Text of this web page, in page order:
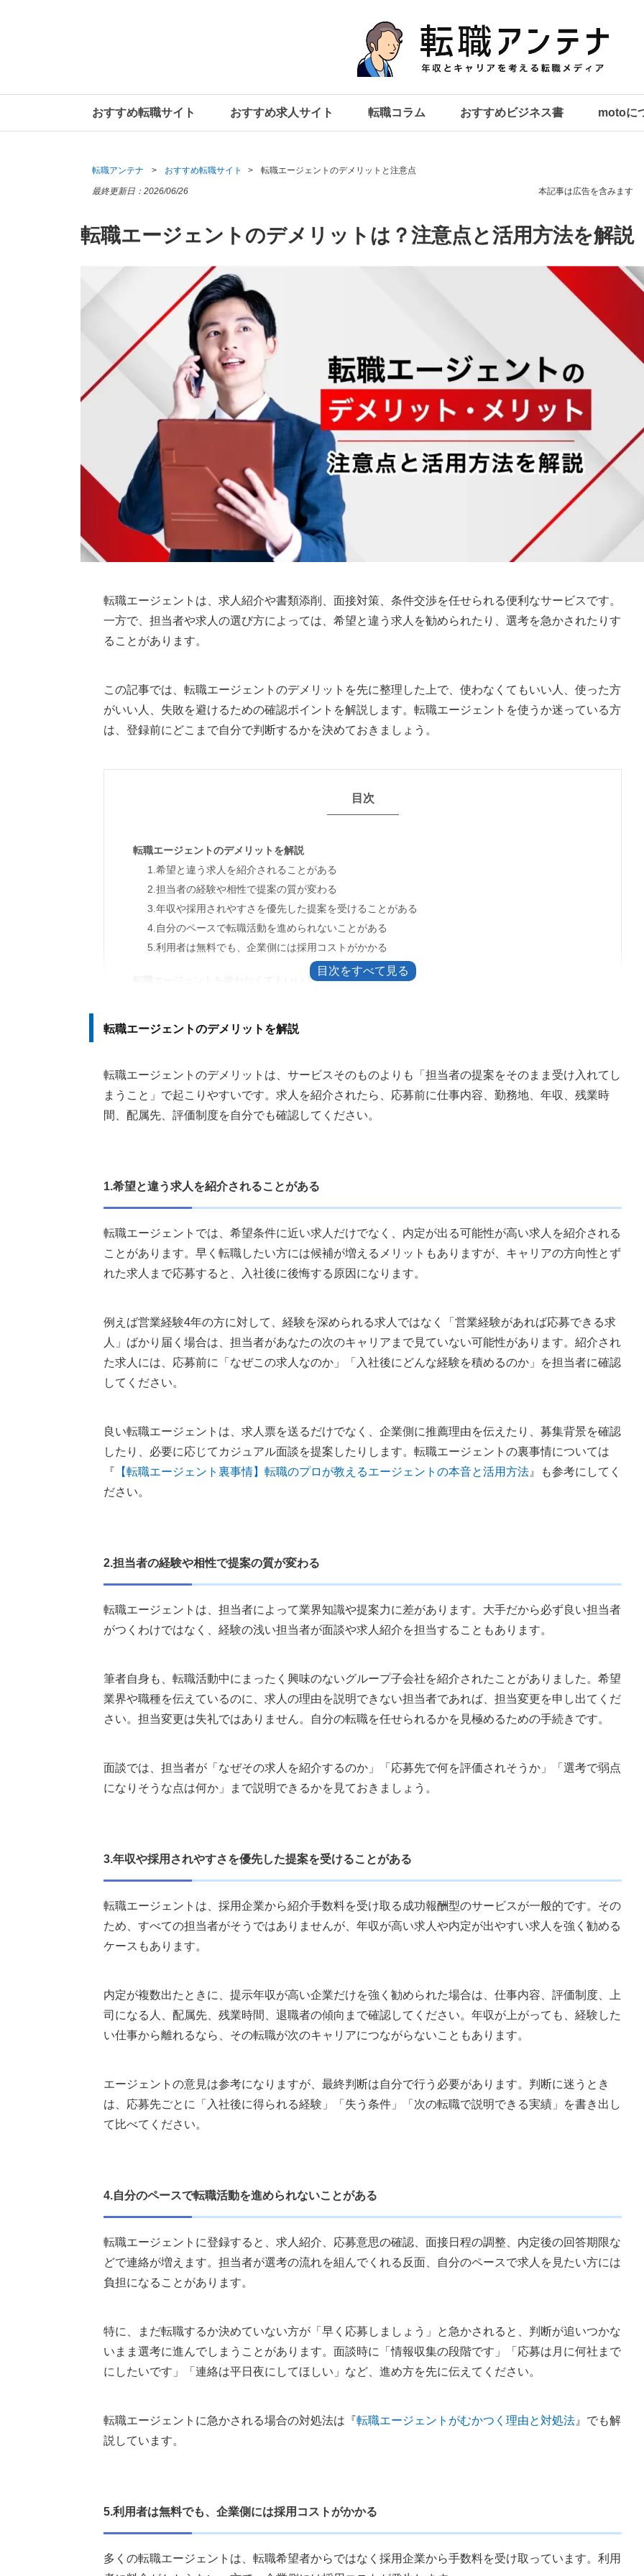
おすすめ転職サイト おすすめ求人サイト 転職コラム おすすめビジネス書 motoに
転職アンテナ おすすめ転職サイト 転職エージェントのデメリットと注意点
本記事は広告を含みます
最終更新日： 2026/06/26
転職エージェントのデメリットは？注意点と活用方法を解説
転職エージェントは、求人紹介や書類添削、面接対策、条件交渉を任せられる便利なサービスです。
一方で、担当者や求人の選び方によっては、希望と違う求人を勧められたり、選考を急かされたりす
ることがあります。
この記事では、転職エージェントのデメリットを先に整理した上で、使わなくてもいい人、使った方
がいい人、失敗を避けるための確認ポイントを解説します。転職エージェントを使うか迷っている方
は、登録前にどこまで自分で判断するかを決めておきましょう。
目次
転職エージェントのデメリットを解説
1.希望と違う求人を紹介されることがある
2.担当者の経験や相性で提案の質が変わる
3.年収や採用されやすさを優先した提案を受けることがある
4.自分のペースで転職活動を進められないことがある
5.利用者は無料でも、企業側には採用コストがかかる
転職エージェントを使わなくてもいい人
3.いろいろな求人を先に見たい人
転職エージェントを使った方がいい人
1.非公開求人や企業の内部情報を知りたい人
転職エージェントのデメリットを避ける活用術
3.担当者が合わないときは変更を申し出る
4.複数登録して、最終的に1～2社へ絞る
5.同じ求人に別ルートから応募しない
1：リクルートエージェント
2：doda転職エージェント
3：マイナビ転職エージェント
4：type転職エージェント
【種類別】転職エージェントのメリット・デメリットと対策
3.年代別特化型転職エージェント
転職エージェントに見捨てられることはありますか？
まとめ
転職エージェントのデメリットを解説
転職エージェントのデメリットは、サービスそのものよりも「担当者の提案をそのまま受け入れてし
まうこと」で起こりやすいです。求人を紹介されたら、応募前に仕事内容、勤務地、年収、残業時
間、配属先、評価制度を自分でも確認してください。
1.希望と違う求人を紹介されることがある
転職エージェントでは、希望条件に近い求人だけでなく、内定が出る可能性が高い求人を紹介される
ことがあります。早く転職したい方には候補が増えるメリットもありますが、キャリアの方向性とず
れた求人まで応募すると、入社後に後悔する原因になります。
例えば営業経験4年の方に対して、経験を深められる求人ではなく「営業経験があれば応募できる求
人」ばかり届く場合は、担当者があなたの次のキャリアまで見ていない可能性があります。紹介され
た求人には、応募前に「なぜこの求人なのか」「入社後にどんな経験を積めるのか」を担当者に確認
してください。
良い転職エージェントは、求人票を送るだけでなく、企業側に推薦理由を伝えたり、募集背景を確認
したり、必要に応じてカジュアル面談を提案したりします。転職エージェントの裏事情については
『 【転職エージェント裏事情】転職のプロが教えるエージェントの本音と活用方法 』も参考にしてく
ださい。
2.担当者の経験や相性で提案の質が変わる
転職エージェントは、担当者によって業界知識や提案力に差があります。大手だから必ず良い担当者
がつくわけではなく、経験の浅い担当者が面談や求人紹介を担当することもあります。
筆者自身も、転職活動中にまったく興味のないグループ子会社を紹介されたことがありました。希望
業界や職種を伝えているのに、求人の理由を説明できない担当者であれば、担当変更を申し出てくだ
さい。担当変更は失礼ではありません。自分の転職を任せられるかを見極めるための手続きです。
面談では、担当者が「なぜその求人を紹介するのか」「応募先で何を評価されそうか」「選考で弱点
になりそうな点は何か」まで説明できるかを見ておきましょう。
3.年収や採用されやすさを優先した提案を受けることがある
転職エージェントは、採用企業から紹介手数料を受け取る成功報酬型のサービスが一般的です。その
ため、すべての担当者がそうではありませんが、年収が高い求人や内定が出やすい求人を強く勧める
ケースもあります。
内定が複数出たときに、提示年収が高い企業だけを強く勧められた場合は、仕事内容、評価制度、上
司になる人、配属先、残業時間、退職者の傾向まで確認してください。年収が上がっても、経験した
い仕事から離れるなら、その転職が次のキャリアにつながらないこともあります。
エージェントの意見は参考になりますが、最終判断は自分で行う必要があります。判断に迷うとき
は、応募先ごとに「入社後に得られる経験」「失う条件」「次の転職で説明できる実績」を書き出し
て比べてください。
4.自分のペースで転職活動を進められないことがある
転職エージェントに登録すると、求人紹介、応募意思の確認、面接日程の調整、内定後の回答期限な
どで連絡が増えます。担当者が選考の流れを組んでくれる反面、自分のペースで求人を見たい方には
負担になることがあります。
特に、まだ転職するか決めていない方が「早く応募しましょう」と急かされると、判断が追いつかな
いまま選考に進んでしまうことがあります。面談時に「情報収集の段階です」「応募は月に何社まで
にしたいです」「連絡は平日夜にしてほしい」など、進め方を先に伝えてください。
転職エージェントに急かされる場合の対処法は『転職エージェントがむかつく理由と対処法 』でも解
説しています。
5.利用者は無料でも、企業側には採用コストがかかる
多くの転職エージェントは、転職希望者からではなく採用企業から手数料を受け取っています。利用